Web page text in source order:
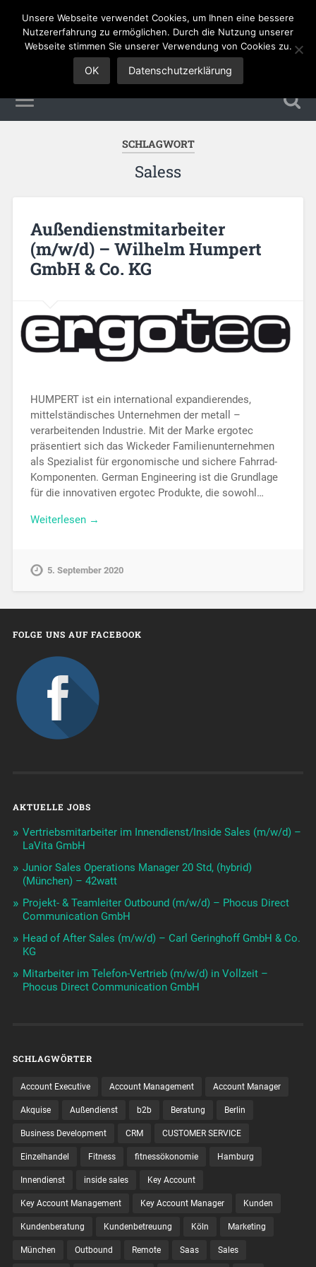
Sales Jobs
SCHLAGWORT
Saless
Außendienstmitarbeiter
(m/w/d) – Wilhelm Humpert
GmbH & Co. KG
HUMPERT ist ein international expandierendes,
mittelständisches Unternehmen der metall –
verarbeitenden Industrie. Mit der Marke ergotec
präsentiert sich das Wickeder Familienunternehmen
als Spezialist für ergonomische und sichere Fahrrad-
Komponenten. German Engineering ist die Grundlage
für die innovativen ergotec Produkte, die sowohl…
Weiterlesen →
5. September 2020
FOLGE UNS AUF FACEBOOK
AKTUELLE JOBS
Vertriebsmitarbeiter im Innendienst/Inside Sales (m/w/d) –
LaVita GmbH
Junior Sales Operations Manager 20 Std, (hybrid)
(München) – 42watt
Projekt- & Teamleiter Outbound (m/w/d) – Phocus Direct
Communication GmbH
Head of After Sales (m/w/d) – Carl Geringhoff GmbH & Co.
KG
Mitarbeiter im Telefon-Vertrieb (m/w/d) in Vollzeit –
Phocus Direct Communication GmbH
SCHLAGWÖRTER
Account Executive Account Management Account Manager
Akquise Außendienst b2b Beratung Berlin
Business Development CRM CUSTOMER SERVICE
Einzelhandel Fitness fitnessökonomie Hamburg
Innendienst inside sales Key Account
Key Account Management Key Account Manager Kunden
Kundenberatung Kundenbetreuung Köln Marketing
München Outbound Remote Saas Sales
Unsere Webseite verwendet Cookies, um Ihnen eine bessere
Nutzererfahrung zu ermöglichen. Durch die Nutzung unserer
Webseite stimmen Sie unserer Verwendung von Cookies zu.
OK Datenschutzerklärung